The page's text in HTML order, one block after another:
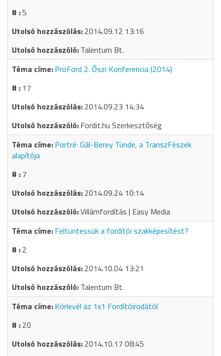
5
2014.09.12 13:16
Talentum Bt.
ProFord 2. Őszi Konferencia (2014)
17
2014.09.23 14:34
Fordit.hu Szerkesztőség
Portré: Gál-Berey Tünde, a TranszFészek
alapítója
7
2014.09.24 10:14
Villámfordítás | Easy Media
Feltüntessük a fordítói szakképesítést?
2
2014.10.04 13:21
Talentum Bt.
Körlevél az 1x1 Fordítóirodától
20
2014.10.17 08:45